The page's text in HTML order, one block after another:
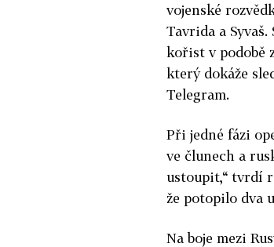
vojenské
Tavrida a
kořist v podobě
který dokáže
Telegram.
Při jedné fázi
ve člunech a
ustoupit,“ tvrdí
že potopilo dva
Na boje mezi